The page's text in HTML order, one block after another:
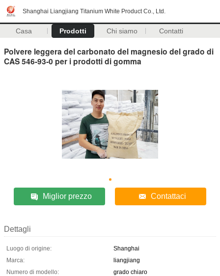
Shanghai Liangjiang Titanium White Product Co., Ltd.
Casa Prodotti Chi siamo Contatti
Polvere leggera del carbonato del magnesio del grado di
CAS 546-93-0 per i prodotti di gomma
Miglior prezzo Contattaci
Dettagli
Luogo di origine:
Shanghai
Marca:
liangjiang
Numero di modello:
grado chiaro